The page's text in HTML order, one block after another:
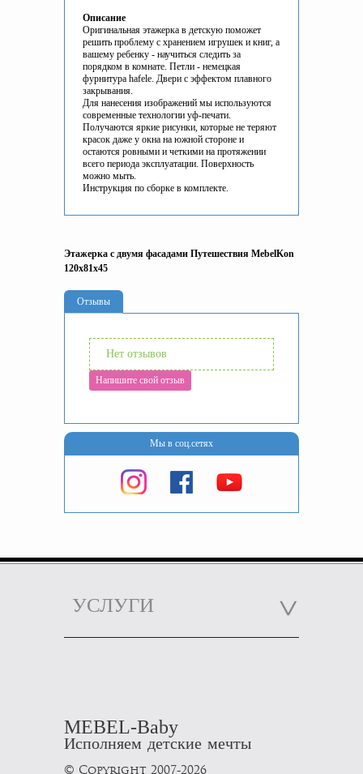
Описание
Оригинальная этажерка в детскую поможет
решить проблему с хранением игрушек и книг, а
вашему ребенку - научиться следить за
порядком в комнате. Петли - немецкая
фурнитура hafele. Двери с эффектом плавного
закрывания.
Для нанесения изображений мы используются
современные технологии уф-печати.
Получаются яркие рисунки, которые не теряют
красок даже у окна на южной стороне и
остаются ровными и четкими на протяжении
всего периода эксплуатации. Поверхность
можно мыть.
Инструкция по сборке в комплекте.
Этажерка с двумя фасадами Путешествия MebelKon
120x81x45
Отзывы
Нет отзывов
Напишите свой отзыв
Мы в соц.сетях
УСЛУГИ
MEBEL-Baby
Исполняем детские мечты
© Copyright 2007-2026